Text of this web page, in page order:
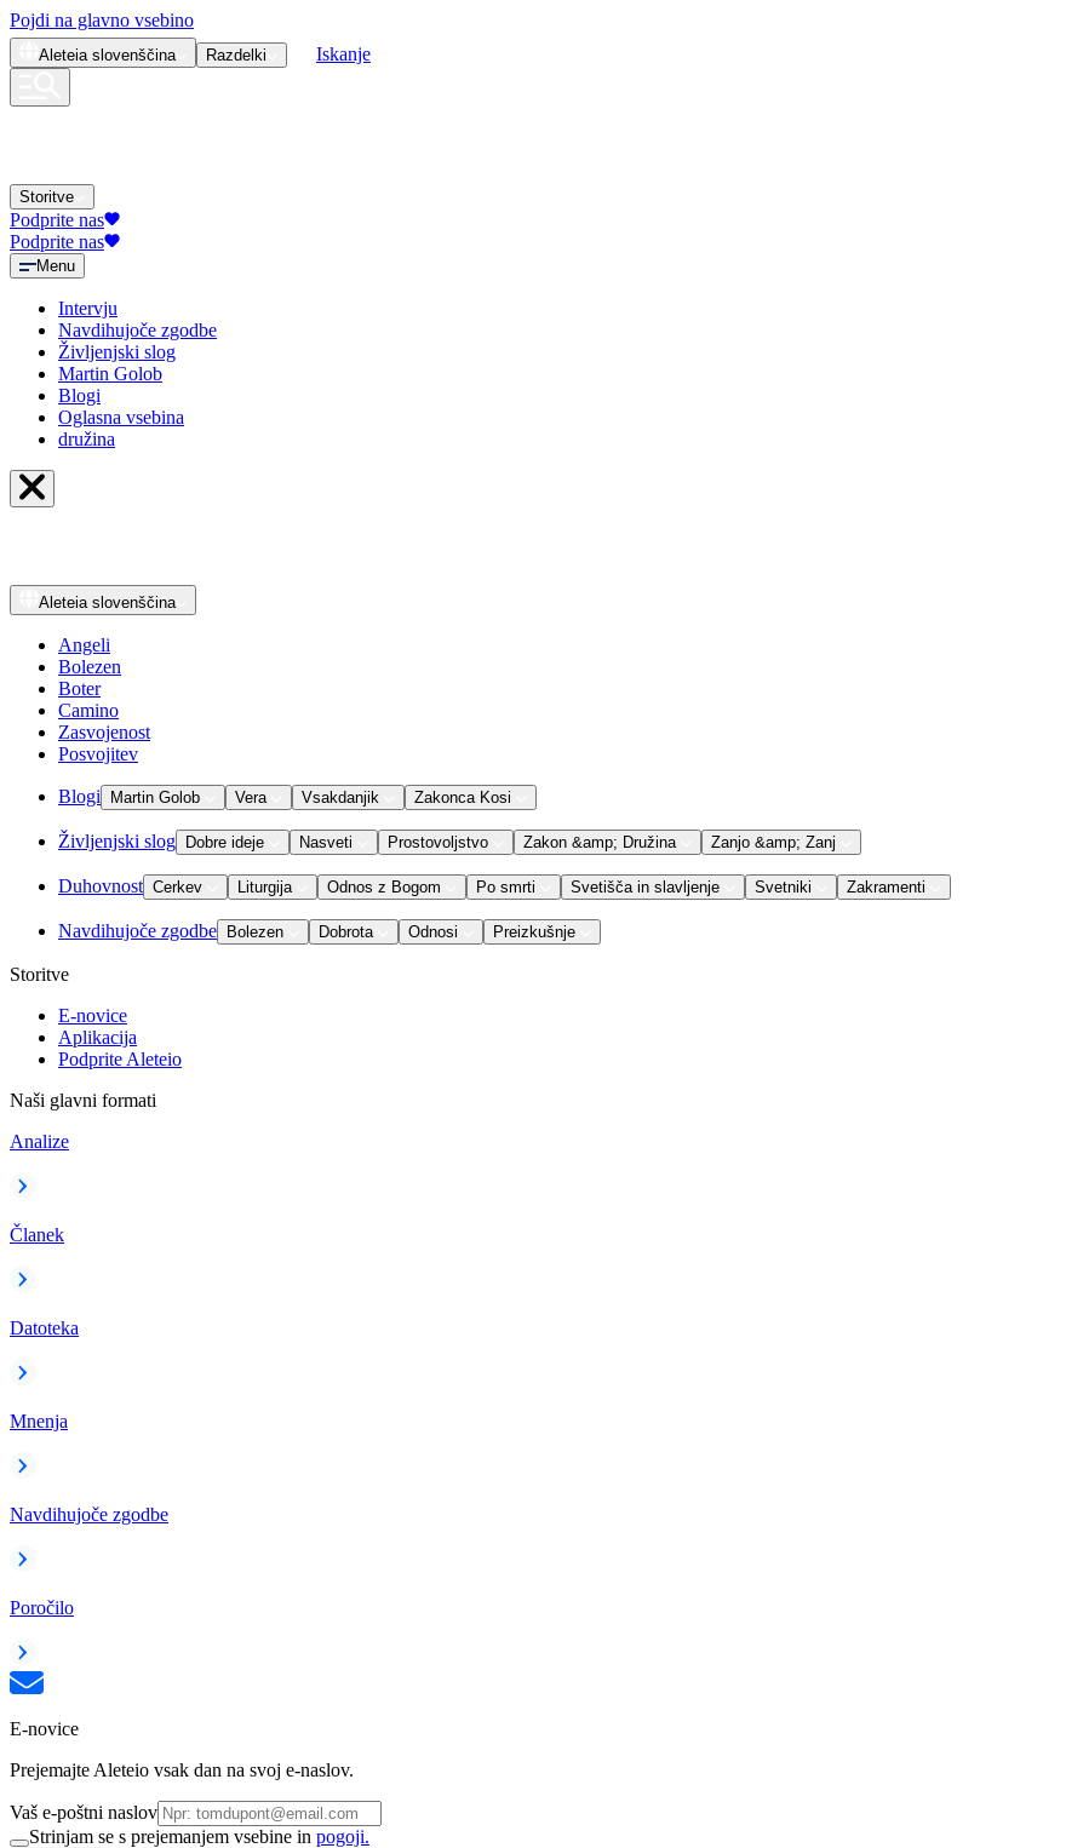
Pojdi na glavno vsebino
Aleteia slovenščina Razdelki Iskanje
Storitve
Podprite nas
Podprite nas
Menu
Intervju
Navdihujoče zgodbe
Življenjski slog
Martin Golob
Blogi
Oglasna vsebina
družina
Aleteia slovenščina
Angeli
Bolezen
Boter
Camino
Zasvojenost
Posvojitev
Blogi Martin Golob Vera Vsakdanjik Zakonca Kosi
Življenjski slog Dobre ideje Nasveti Prostovoljstvo Zakon &amp; Družina Zanjo &amp; Zanj
Duhovnost Cerkev Liturgija Odnos z Bogom Po smrti Svetišča in slavljenje Svetniki Zakramenti
Navdihujoče zgodbe Bolezen Dobrota Odnosi Preizkušnje
Storitve
E-novice
Aplikacija
Podprite Aleteio
Naši glavni formati
Analize
Članek
Datoteka
Mnenja
Navdihujoče zgodbe
Poročilo
E-novice
Prejemajte Aleteio vsak dan na svoj e-naslov.
Vaš e-poštni naslov
Strinjam se s prejemanjem vsebine in pogoji.